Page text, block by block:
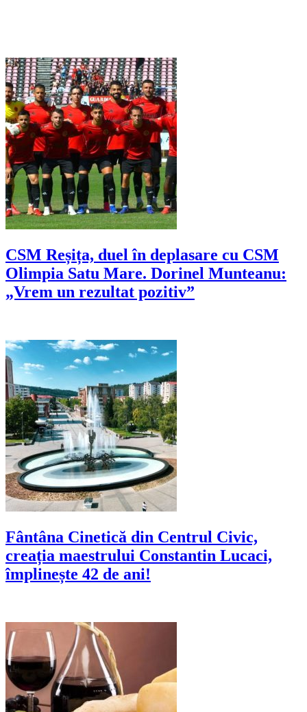
CSM Reșița, duel în deplasare cu CSM
Olimpia Satu Mare. Dorinel Munteanu:
„Vrem un rezultat pozitiv”
Fântâna Cinetică din Centrul Civic,
creația maestrului Constantin Lucaci,
împlinește 42 de ani!